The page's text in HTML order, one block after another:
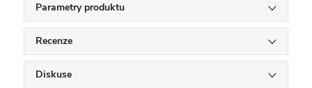
Parametry produktu
Recenze
Diskuse